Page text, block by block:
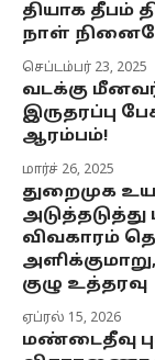
தியாக தீபம்
நாள்
செப்டம்பர் 23, 2025
வடக்கு
இருதரப்பு
ஆரம்பம்!
மார்ச் 26, 2025
துறைமுக
விவகாரம்
குழு உத்தரவு
ஏப்ரல் 15, 2026
மண்டைதீவு